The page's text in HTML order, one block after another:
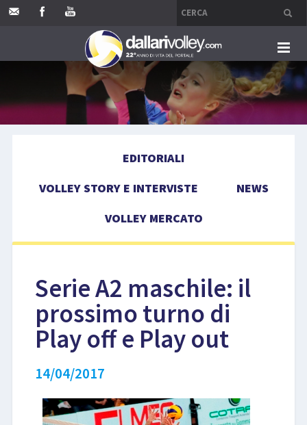
HOME
EVENTI
LIBRI
EDITORIALI
VOLLEY STORY E INTERVISTE
NEWS
VOLLEY MERCATO
Serie A2 maschile: il
prossimo turno di
Play off e Play out
14/04/2017